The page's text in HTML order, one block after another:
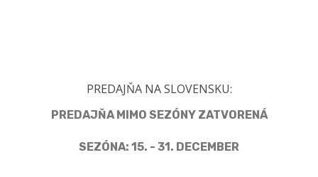
PREDAJŇA NA SLOVENSKU:
PREDAJŇA MIMO SEZÓNY ZATVORENÁ
SEZÓNA: 15. - 31. DECEMBER